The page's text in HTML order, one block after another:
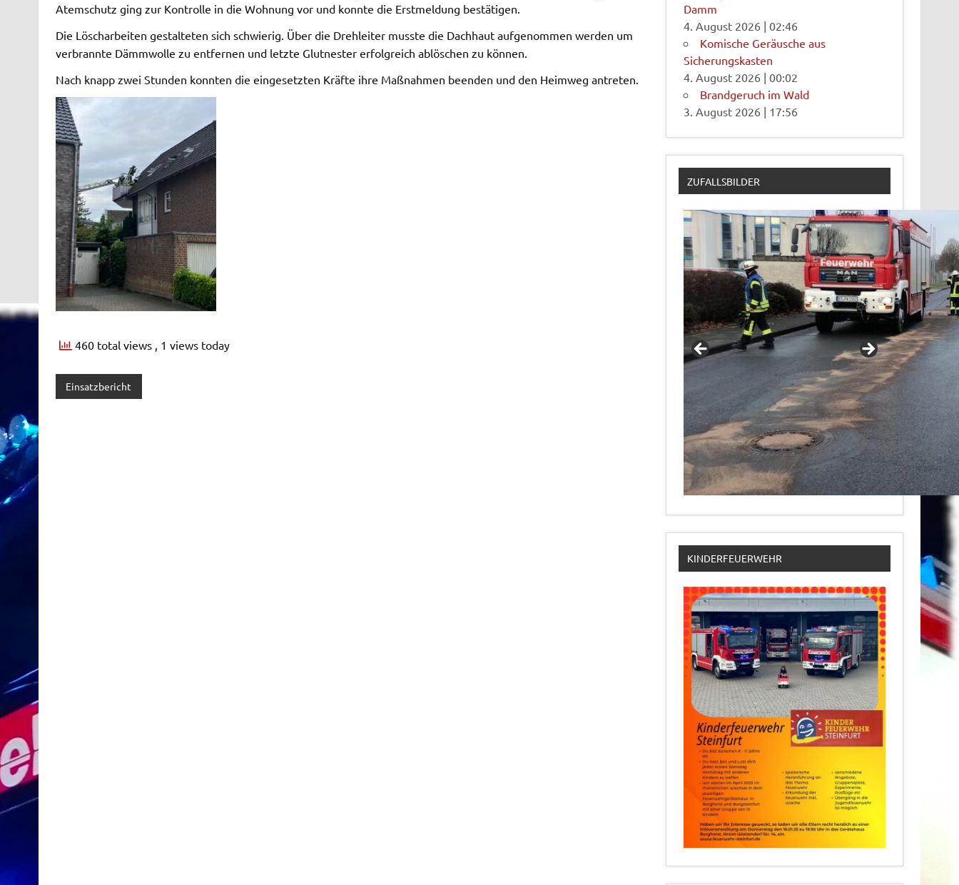
Atemschutz ging zur Kontrolle in die Wohnung vor und konnte die Erstmeldung bestätigen.
Die Löscharbeiten gestalteten sich schwierig. Über die Drehleiter musste die Dachhaut aufgenommen werden um
verbrannte Dämmwolle zu entfernen und letzte Glutnester erfolgreich ablöschen zu können.
Nach knapp zwei Stunden konnten die eingesetzten Kräfte ihre Maßnahmen beenden und den Heimweg antreten.
460 total views , 1 views today
Einsatzbericht
Damm
4. August 2026 |02:46
Komische Geräusche aus
Sicherungskasten
4. August 2026 |00:02
Brandgeruch im Wald
3. August 2026 | 17:56
ZUFALLSBILDER
KINDERFEUERWEHR